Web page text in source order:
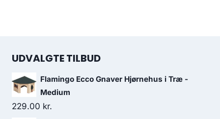
UDVALGTE TILBUD
Flamingo Ecco Gnaver Hjørnehus i Træ -
Medium
229.00 kr.